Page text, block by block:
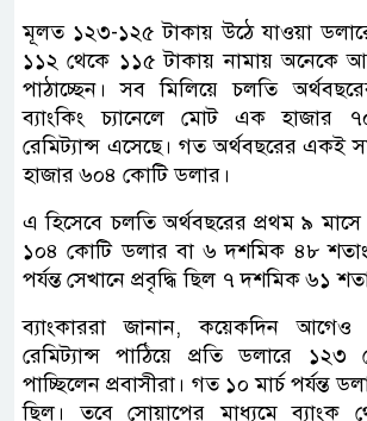
মূলত ১২৩-১২৫ টাকায় উঠে যাওয়া
১১২ থেকে ১১৫ টাকায় নামায় অনেকে
পাঠাচ্ছেন। সব মিলিয়ে চলতি
ব্যাংকিং চ্যানেলে মোট এক হাজার
রেমিট্যান্স এসেছে। গত অর্থবছরের
হাজার ৬০৪ কোটি ডলার।
এ হিসেবে চলতি অর্থবছরের প্রথম ৯ মাসে
১০৪ কোটি ডলার বা ৬ দশমিক ৪৮
পর্যন্ত সেখানে প্রবৃদ্ধি ছিল ৭ দশমিক ৬১
ব্যাংকাররা জানান, কয়েকদিন আগেও
রেমিট্যান্স পাঠিয়ে প্রতি ডলারে
পাচ্ছিলেন প্রবাসীরা। গত ১০ মার্চ পর্যন্ত
ছিল। তবে সোয়াপের মাধ্যমে ব্যাংক